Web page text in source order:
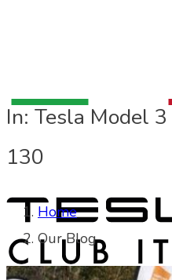
In: Tesla Model
130
Home
Our Blog